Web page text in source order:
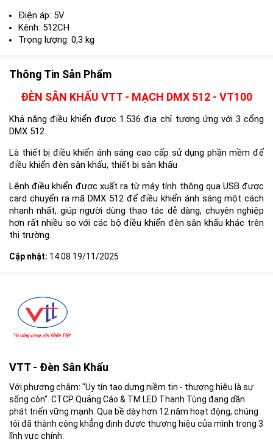
Điện áp: 5V
Kênh: 512CH
Trọng lượng: 0,3 kg
Thông Tin Sản Phẩm
ĐÈN SÂN KHẤU VTT - MẠCH DMX 512 - VT100
Khả năng điều khiển được 1.536 địa chỉ tương ứng với 3 cổng
DMX 512
Là thiết bị điều khiển ánh sáng cao cấp sử dụng phần mềm để
điều khiển đèn sân khấu, thiết bị sân khấu
Lệnh điều khiển được xuất ra từ máy tính thông qua USB được
card chuyển ra mã DMX 512 để điều khiển ánh sáng một cách
nhanh nhất, giúp người dùng thao tác dễ dàng, chuyên nghiệp
hơn rất nhiều so với các bộ điều khiển đèn sân khấu khác trên
thị trường.
Cập nhật: 14:08 19/11/2025
VTT - Đèn Sân Khấu
Với phương châm: "Uy tín tạo dựng niềm tin - thương hiệu là sự
sống còn". CTCP Quảng Cáo & TM LED Thanh Tùng đang dần
phát triển vững mạnh. Qua bề dày hơn 12 năm hoạt động, chúng
tôi đã thành công khẳng định được thương hiệu của mình trong 3
lĩnh vực chính: